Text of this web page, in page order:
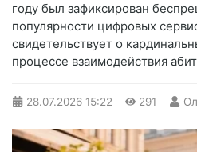
году был зафиксирован
популярности цифровых
свидетельствует о
процессе взаимодействия
28.07.2026 15:22 291